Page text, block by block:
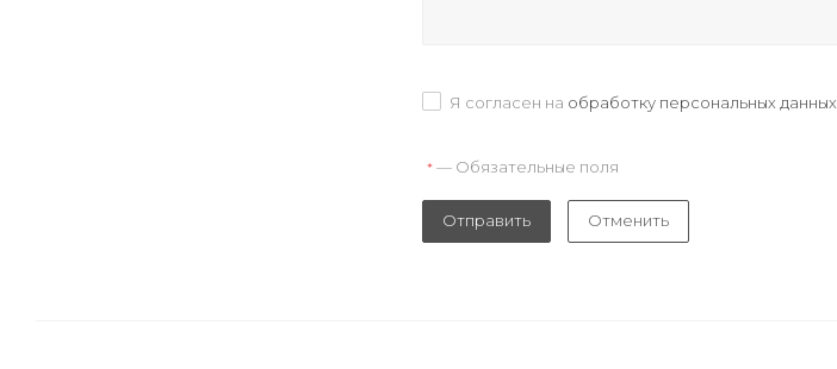
Я согласен на обработку персональных данных
*— Обязательные поля
Отправить Отменить